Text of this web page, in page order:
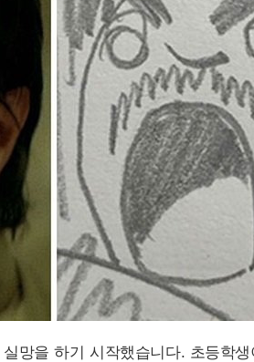
망을 하기 시작했습니다. 초등학